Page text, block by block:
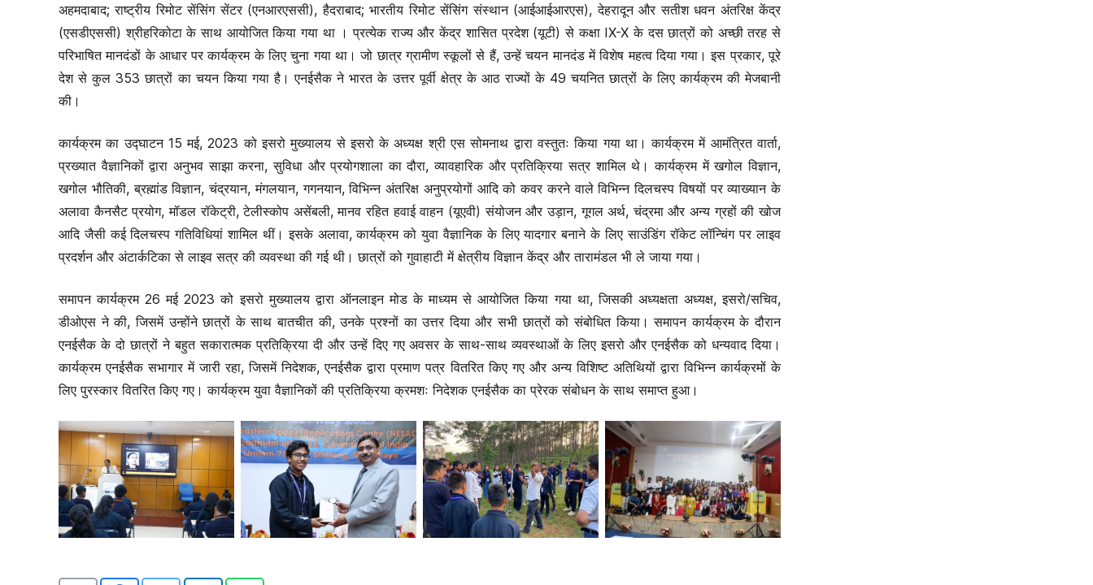
अहमदाबाद; राष्ट्रीय रिमोट सेंसिंग सेंटर (एनआरएससी), हैदराबाद; भारतीय रिमोट सेंसिंग संस्थान (आईआईआरएस), देहरादून और सतीश धवन अंतरिक्ष केंद्र
(एसडीएससी) श्रीहरिकोटा के साथ आयोजित किया गया था । प्रत्येक राज्य और केंद्र शासित प्रदेश (यूटी) से कक्षा IX-X के दस छात्रों को अच्छी तरह से
परिभाषित मानदंडों के आधार पर कार्यक्रम के लिए चुना गया था। जो छात्र ग्रामीण स्कूलों से हैं, उन्हें चयन मानदंड में विशेष महत्व दिया गया। इस प्रकार, पूरे
देश से कुल 353 छात्रों का चयन किया गया है। एनईसैक ने भारत के उत्तर पूर्वी क्षेत्र के आठ राज्यों के 49 चयनित छात्रों के लिए कार्यक्रम की मेजबानी
की।
कार्यक्रम का उद्घाटन 15 मई, 2023 को इसरो मुख्यालय से इसरो के अध्यक्ष श्री एस सोमनाथ द्वारा वस्तुतः किया गया था। कार्यक्रम में आमंत्रित वार्ता,
प्रख्यात वैज्ञानिकों द्वारा अनुभव साझा करना, सुविधा और प्रयोगशाला का दौरा, व्यावहारिक और प्रतिक्रिया सत्र शामिल थे। कार्यक्रम में खगोल विज्ञान,
खगोल भौतिकी, ब्रह्मांड विज्ञान, चंद्रयान, मंगलयान, गगनयान, विभिन्न अंतरिक्ष अनुप्रयोगों आदि को कवर करने वाले विभिन्न दिलचस्प विषयों पर व्याख्यान के
अलावा कैनसैट प्रयोग, मॉडल रॉकेट्री, टेलीस्कोप असेंबली, मानव रहित हवाई वाहन (यूएवी) संयोजन और उड़ान, गूगल अर्थ, चंद्रमा और अन्य ग्रहों की खोज
आदि जैसी कई दिलचस्प गतिविधियां शामिल थीं। इसके अलावा, कार्यक्रम को युवा वैज्ञानिक के लिए यादगार बनाने के लिए साउंडिंग रॉकेट लॉन्चिंग पर लाइव
प्रदर्शन और अंटार्कटिका से लाइव सत्र की व्यवस्था की गई थी। छात्रों को गुवाहाटी में क्षेत्रीय विज्ञान केंद्र और तारामंडल भी ले जाया गया।
समापन कार्यक्रम 26 मई 2023 को इसरो मुख्यालय द्वारा ऑनलाइन मोड के माध्यम से आयोजित किया गया था, जिसकी अध्यक्षता अध्यक्ष, इसरो/सचिव,
डीओएस ने की, जिसमें उन्होंने छात्रों के साथ बातचीत की, उनके प्रश्नों का उत्तर दिया और सभी छात्रों को संबोधित किया। समापन कार्यक्रम के दौरान
एनईसैक के दो छात्रों ने बहुत सकारात्मक प्रतिक्रिया दी और उन्हें दिए गए अवसर के साथ-साथ व्यवस्थाओं के लिए इसरो और एनईसैक को धन्यवाद दिया।
कार्यक्रम एनईसैक सभागार में जारी रहा, जिसमें निदेशक, एनईसैक द्वारा प्रमाण पत्र वितरित किए गए और अन्य विशिष्ट अतिथियों द्वारा विभिन्न कार्यक्रमों के
लिए पुरस्कार वितरित किए गए। कार्यक्रम युवा वैज्ञानिकों की प्रतिक्रिया क्रमशः निदेशक एनईसैक का प्रेरक संबोधन के साथ समाप्त हुआ।